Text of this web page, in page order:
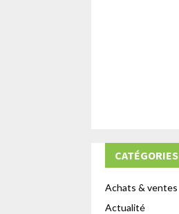
CATÉGORIES
Achats & ventes
Actualité